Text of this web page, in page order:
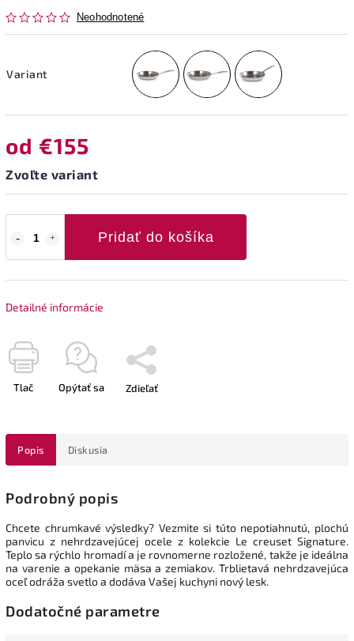
Neohodnotené
Variant
od €155
Zvoľte variant
Pridať do košíka
Detailné informácie
Tlač Opýtať sa Zdieľať
Popis Diskusia
Podrobný popis
Chcete chrumkavé výsledky? Vezmite si túto nepotiahnutú, plochú
panvicu z nehrdzavejúcej ocele z kolekcie Le creuset Signature.
Teplo sa rýchlo hromadí a je rovnomerne rozložené, takže je ideálna
na varenie a opekanie mäsa a zemiakov. Trblietavá nehrdzavejúca
oceľ odráža svetlo a dodáva Vašej kuchyni nový lesk.
Dodatočné parametre